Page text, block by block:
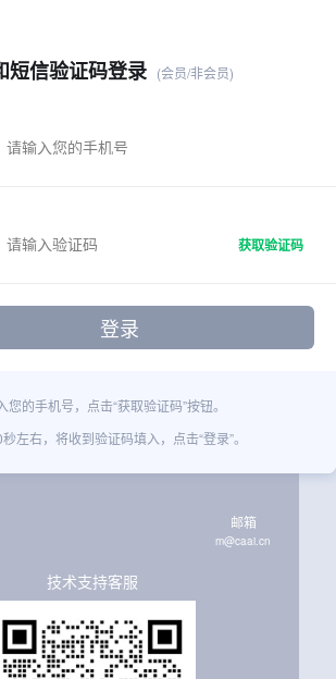
短信验证码登录 (会员/非会员)
获取验证码
您的手机号，点击“获取验证码”按钮。
左右，将收到验证码填入，点击“登录”。
邮箱
m@caai.cn
技术支持客服